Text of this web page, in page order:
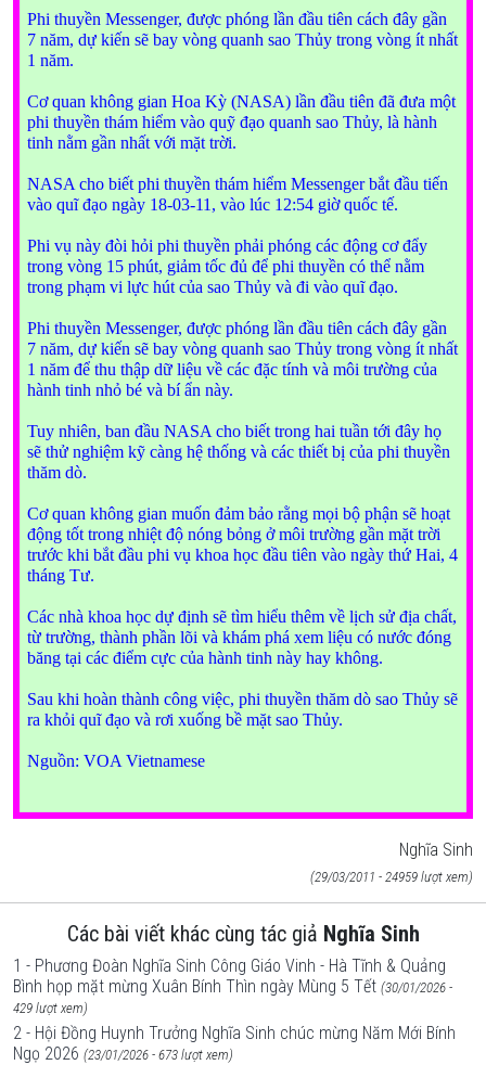
Phi thuyền Messenger, được phóng lần đầu tiên cách đây gần
7 năm, dự kiến sẽ bay vòng quanh sao Thủy trong vòng ít nhất
1 năm.
Cơ quan không gian Hoa Kỳ (NASA) lần đầu tiên đã đưa một
phi thuyền thám hiểm vào quỹ đạo quanh sao Thủy, là hành
tinh nằm gần nhất với mặt trời.
NASA cho biết phi thuyền thám hiểm Messenger bắt đầu tiến
vào quĩ đạo ngày 18-03-11, vào lúc 12:54 giờ quốc tế.
Phi vụ này đòi hỏi phi thuyền phải phóng các động cơ đẩy
trong vòng 15 phút, giảm tốc đủ để phi thuyền có thể nằm
trong phạm vi lực hút của sao Thủy và đi vào quĩ đạo.
Phi thuyền Messenger, được phóng lần đầu tiên cách đây gần
7 năm, dự kiến sẽ bay vòng quanh sao Thủy trong vòng ít nhất
1 năm để thu thập dữ liệu về các đặc tính và môi trường của
hành tinh nhỏ bé và bí ẩn này.
Tuy nhiên, ban đầu NASA cho biết trong hai tuần tới đây họ
sẽ thử nghiệm kỹ càng hệ thống và các thiết bị của phi thuyền
thăm dò.
Cơ quan không gian muốn đảm bảo rằng mọi bộ phận sẽ hoạt
động tốt trong nhiệt độ nóng bỏng ở môi trường gần mặt trời
trước khi bắt đầu phi vụ khoa học đầu tiên vào ngày thứ Hai, 4
tháng Tư.
Các nhà khoa học dự định sẽ tìm hiểu thêm về lịch sử địa chất,
từ trường, thành phần lõi và khám phá xem liệu có nước đóng
băng tại các điểm cực của hành tinh này hay không.
Sau khi hoàn thành công việc, phi thuyền thăm dò sao Thủy sẽ
ra khỏi quĩ đạo và rơi xuống bề mặt sao Thủy.
Nguồn: VOA Vietnamese
Nghĩa Sinh
(29/03/2011 - 24959 lượt xem)
Các bài viết khác cùng tác giả Nghĩa Sinh
1 - Phương Đoàn Nghĩa Sinh Công Giáo Vinh - Hà Tĩnh & Quảng
Bình họp mặt mừng Xuân Bính Thìn ngày Mùng 5 Tết (30/01/2026 -
429 lượt xem)
2 - Hội Đồng Huynh Trưởng Nghĩa Sinh chúc mừng Năm Mới Bính
Ngọ 2026 (23/01/2026 - 673 lượt xem)